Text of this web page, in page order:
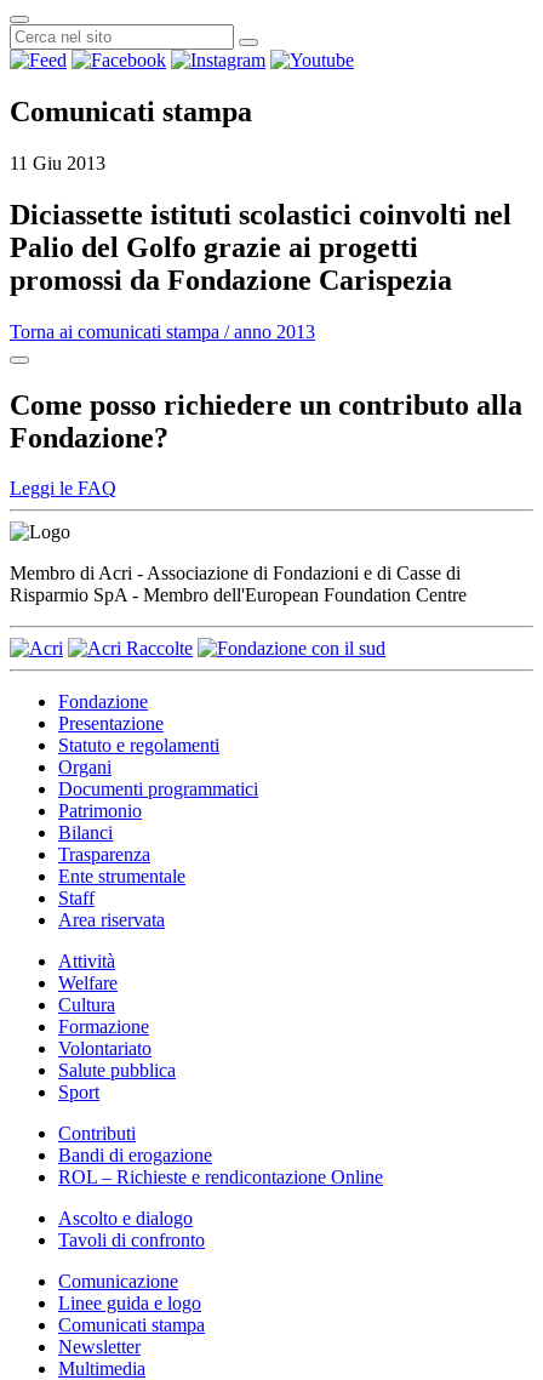
Comunicati stampa
11 Giu 2013
Diciassette istituti scolastici coinvolti nel
Palio del Golfo grazie ai progetti
promossi da Fondazione Carispezia
Torna ai comunicati stampa / anno 2013
Come posso richiedere un contributo alla
Fondazione?
Leggi le FAQ
Membro di Acri - Associazione di Fondazioni e di Casse di
Risparmio SpA - Membro dell'European Foundation Centre
Fondazione
Presentazione
Statuto e regolamenti
Organi
Documenti programmatici
Patrimonio
Bilanci
Trasparenza
Ente strumentale
Staff
Area riservata
Attività
Welfare
Cultura
Formazione
Volontariato
Salute pubblica
Sport
Contributi
Bandi di erogazione
ROL – Richieste e rendicontazione Online
Ascolto e dialogo
Tavoli di confronto
Comunicazione
Linee guida e logo
Comunicati stampa
Newsletter
Multimedia